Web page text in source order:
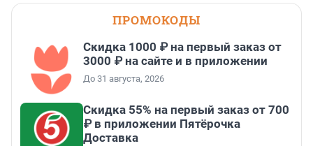
ПРОМОКОДЫ
Скидка 1000 ₽ на первый заказ от
3000 ₽ на сайте и в приложении
До 31 августа, 2026
Скидка 55% на первый заказ от 700
₽ в приложении Пятёрочка
Доставка